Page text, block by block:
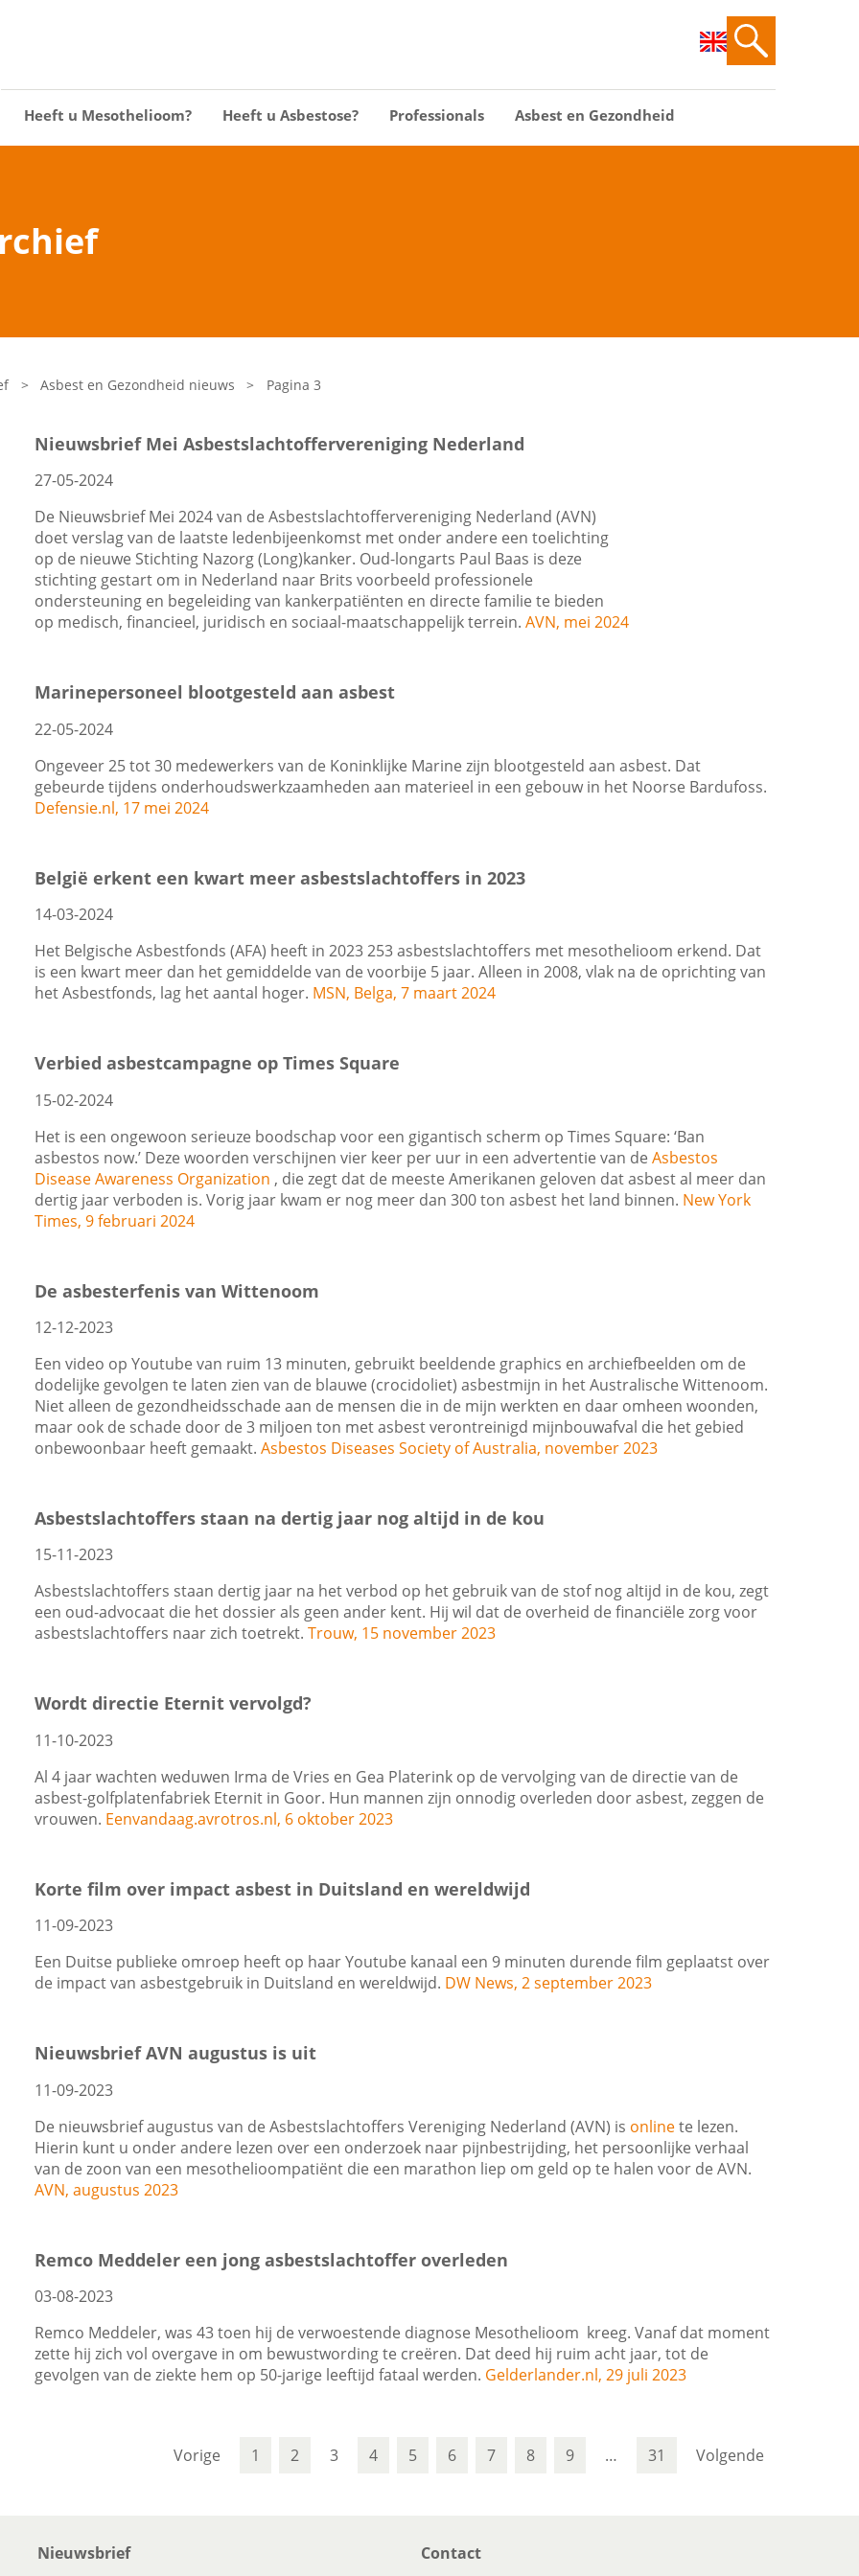
Heeft u Mesothelioom? Heeft u Asbestose? Professionals Asbest en Gezondheid
> Asbest en Gezondheid nieuws > Pagina 3
Nieuwsbrief Mei Asbestslachtoffervereniging Nederland
27-05-2024
De Nieuwsbrief Mei 2024 van de Asbestslachtoffervereniging Nederland (AVN)
doet verslag van de laatste ledenbijeenkomst met onder andere een toelichting
op de nieuwe Stichting Nazorg (Long)kanker. Oud-longarts Paul Baas is deze
stichting gestart om in Nederland naar Brits voorbeeld professionele
ondersteuning en begeleiding van kankerpatiënten en directe familie te bieden
op medisch, financieel, juridisch en sociaal-maatschappelijk terrein. AVN, mei 2024
Marinepersoneel blootgesteld aan asbest
22-05-2024
Ongeveer 25 tot 30 medewerkers van de Koninklijke Marine zijn blootgesteld aan asbest. Dat
gebeurde tijdens onderhoudswerkzaamheden aan materieel in een gebouw in het Noorse Bardufoss.
Defensie.nl, 17 mei 2024
België erkent een kwart meer asbestslachtoffers in 2023
14-03-2024
Het Belgische Asbestfonds (AFA) heeft in 2023 253 asbestslachtoffers met mesothelioom erkend. Dat
is een kwart meer dan het gemiddelde van de voorbije 5 jaar. Alleen in 2008, vlak na de oprichting van
het Asbestfonds, lag het aantal hoger. MSN, Belga, 7 maart 2024
Verbied asbestcampagne op Times Square
15-02-2024
Het is een ongewoon serieuze boodschap voor een gigantisch scherm op Times Square: ‘Ban
asbestos now.’ Deze woorden verschijnen vier keer per uur in een advertentie van de Asbestos
Disease Awareness Organization , die zegt dat de meeste Amerikanen geloven dat asbest al meer dan
dertig jaar verboden is. Vorig jaar kwam er nog meer dan 300 ton asbest het land binnen. New York
Times, 9 februari 2024
De asbesterfenis van Wittenoom
12-12-2023
Een video op Youtube van ruim 13 minuten, gebruikt beeldende graphics en archiefbeelden om de
dodelijke gevolgen te laten zien van de blauwe (crocidoliet) asbestmijn in het Australische Wittenoom.
Niet alleen de gezondheidsschade aan de mensen die in de mijn werkten en daar omheen woonden,
maar ook de schade door de 3 miljoen ton met asbest verontreinigd mijnbouwafval die het gebied
onbewoonbaar heeft gemaakt. Asbestos Diseases Society of Australia, november 2023
Asbestslachtoffers staan na dertig jaar nog altijd in de kou
15-11-2023
Asbestslachtoffers staan dertig jaar na het verbod op het gebruik van de stof nog altijd in de kou, zegt
een oud-advocaat die het dossier als geen ander kent. Hij wil dat de overheid de financiële zorg voor
asbestslachtoffers naar zich toetrekt. Trouw, 15 november 2023
Wordt directie Eternit vervolgd?
11-10-2023
Al 4 jaar wachten weduwen Irma de Vries en Gea Platerink op de vervolging van de directie van de
asbest-golfplatenfabriek Eternit in Goor. Hun mannen zijn onnodig overleden door asbest, zeggen de
vrouwen. Eenvandaag.avrotros.nl, 6 oktober 2023
Korte film over impact asbest in Duitsland en wereldwijd
11-09-2023
Een Duitse publieke omroep heeft op haar Youtube kanaal een 9 minuten durende film geplaatst over
de impact van asbestgebruik in Duitsland en wereldwijd. DW News, 2 september 2023
Nieuwsbrief AVN augustus is uit
11-09-2023
De nieuwsbrief augustus van de Asbestslachtoffers Vereniging Nederland (AVN) is onlinete lezen.
Hierin kunt u onder andere lezen over een onderzoek naar pijnbestrijding, het persoonlijke verhaal
van de zoon van een mesothelioompatiënt die een marathon liep om geld op te halen voor de AVN.
AVN, augustus 2023
Remco Meddeler een jong asbestslachtoffer overleden
03-08-2023
Remco Meddeler, was 43 toen hij de verwoestende diagnose Mesothelioom kreeg. Vanaf dat moment
zette hij zich vol overgave in om bewustwording te creëren. Dat deed hij ruim acht jaar, tot de
gevolgen van de ziekte hem op 50-jarige leeftijd fataal werden. Gelderlander.nl, 29 juli 2023
Vorige 1 2 3 4 5 6 7 8 9 … 31 Volgende
Nieuwsbrief Contact